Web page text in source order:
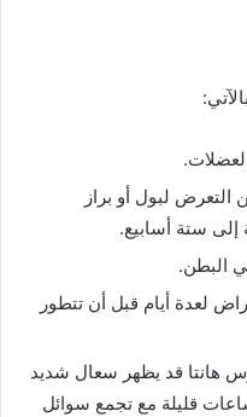
التعرض لبول أو براز
إلى ستة أسابيع.
البطن.
لعدة أيام قبل أن تتطور
هانتا قد يظهر سعال شديد
قليلة مع تجمع سوائل